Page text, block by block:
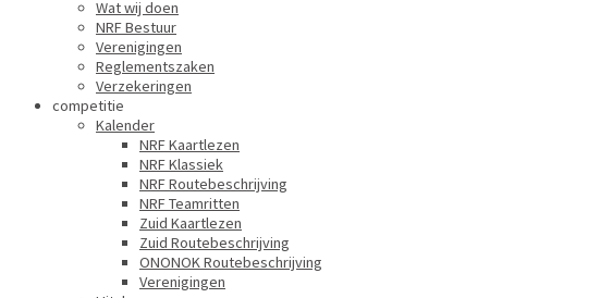
Wat wij doen
NRF Bestuur
Verenigingen
Reglementszaken
Verzekeringen
competitie
Kalender
NRF Kaartlezen
NRF Klassiek
NRF Routebeschrijving
NRF Teamritten
Zuid Kaartlezen
Zuid Routebeschrijving
ONONOK Routebeschrijving
Verenigingen